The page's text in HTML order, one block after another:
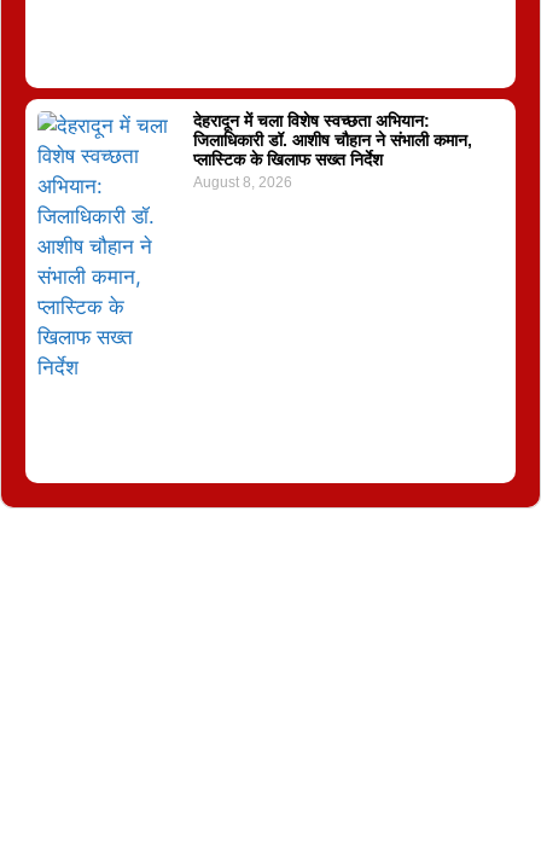
देहरादून में चला विशेष स्वच्छता अभियान:
जिलाधिकारी डॉ. आशीष चौहान ने संभाली कमान,
प्लास्टिक के खिलाफ सख्त निर्देश
August 8, 2026